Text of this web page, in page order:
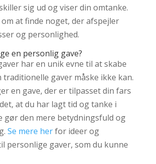
sig ud og viser din omtanke.
at finde noget, der afspejler
og personlighed.
en personlig gave?
har en unik evne til at skabe
traditionelle gaver måske ikke kan.
en gave, der er tilpasset din fars
at du har lagt tid og tanke i
gør den mere betydningsfuld og
Se mere herfor ideer og
personlige gaver, som du kunne